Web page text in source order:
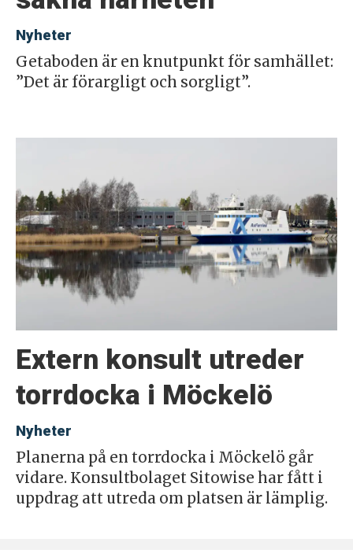
Nyheter
Getaboden är en knutpunkt för samhället:
”Det är förargligt och sorgligt”.
Extern konsult utreder
torrdocka i Möckelö
Nyheter
Planerna på en torrdocka i Möckelö går
vidare. Konsultbolaget Sitowise har fått i
uppdrag att utreda om platsen är lämplig.